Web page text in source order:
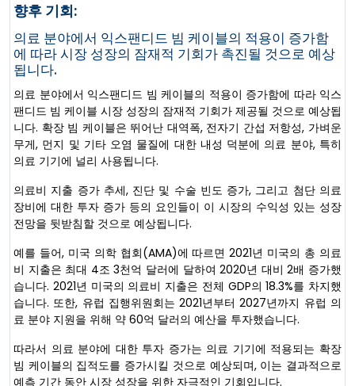
향후 기회:
의료 분야에서 익스팬디드 빔 케이블의 적용이 증가함
에 따라 시장 성장의 잠재적 기회가 촉진될 것으로 예상
됩니다.
의료 분야에서 익스팬디드 빔 케이블의 적용이 증가함에 따라 익스
팬디드 빔 케이블 시장 성장의 잠재적 기회가 제공될 것으로 예상됩
니다. 확장 빔 케이블은 뛰어난 대역폭, 전자기 간섭 저항성, 가벼운
무게, 먼지 및 기타 오염 물질에 대한 내성 덕분에 의료 분야, 특히
의료 기기에 널리 사용됩니다.
의료비 지출 증가 추세, 진단 및 수술 빈도 증가, 그리고 첨단 의료
장비에 대한 투자 증가 등의 요인들이 이 시장의 수익성 있는 성장
전망을 뒷받침할 것으로 예상됩니다.
예를 들어, 미국 의학 협회(AMA)에 따르면 2021년 미국의 총 의료
비 지출은 최대 4조 3천억 달러에 달하여 2020년 대비 2배 증가했
습니다. 2021년 미국의 의료비 지출은 전체 GDP의 18.3%를 차지했
습니다. 또한, 유럽 집행위원회는 2021년부터 2027년까지 유럽 의
료 분야 지원을 위해 약 60억 달러의 예산을 투자했습니다.
따라서 의료 분야에 대한 투자 증가는 의료 기기에 적용되는 확장
빔 케이블의 집적도를 증가시킬 것으로 예상되며, 이는 결과적으로
예측 기간 동안 시장 성장을 위한 자극적인 기회입니다.